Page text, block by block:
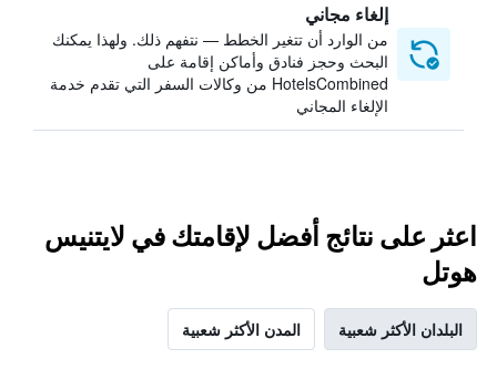
إلغاء مجاني
من الوارد أن تتغير الخطط — نتفهم ذلك. ولهذا يمكنك
البحث وحجز فنادق وأماكن إقامة على
HotelsCombined من وكالات السفر التي تقدم خدمة
الإلغاء المجاني
اعثر على نتائج أفضل لإقامتك في لايتنيس
هوتل
البلدان الأكثر شعبية المدن الأكثر شعبية